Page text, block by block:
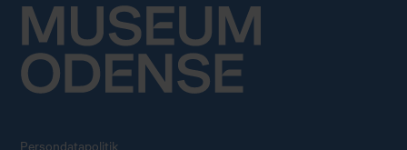
Persondatapolitik